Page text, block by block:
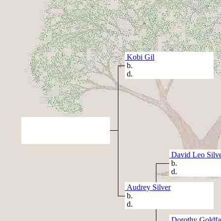
Kobi Gil
b.
d.
David Leo
b.
d.
Audrey Silver
b.
d.